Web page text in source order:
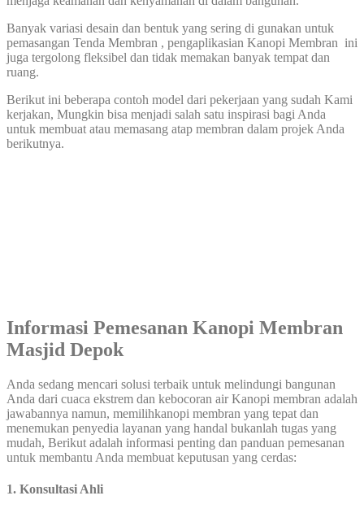
Banyak variasi desain dan bentuk yang sering di gunakan untuk
pemasangan Tenda Membran , pengaplikasian Kanopi Membran ini
juga tergolong fleksibel dan tidak memakan banyak tempat dan
ruang.
Berikut ini beberapa contoh model dari pekerjaan yang sudah Kami
kerjakan, Mungkin bisa menjadi salah satu inspirasi bagi Anda
untuk membuat atau memasang atap membran dalam projek Anda
berikutnya.
Informasi Pemesanan Kanopi Membran
Masjid Depok
Anda sedang mencari solusi terbaik untuk melindungi bangunan
Anda dari cuaca ekstrem dan kebocoran air Kanopi membran adalah
jawabannya namun, memilihkanopi membran yang tepat dan
menemukan penyedia layanan yang handal bukanlah tugas yang
mudah, Berikut adalah informasi penting dan panduan pemesanan
untuk membantu Anda membuat keputusan yang cerdas:
1. Konsultasi Ahli